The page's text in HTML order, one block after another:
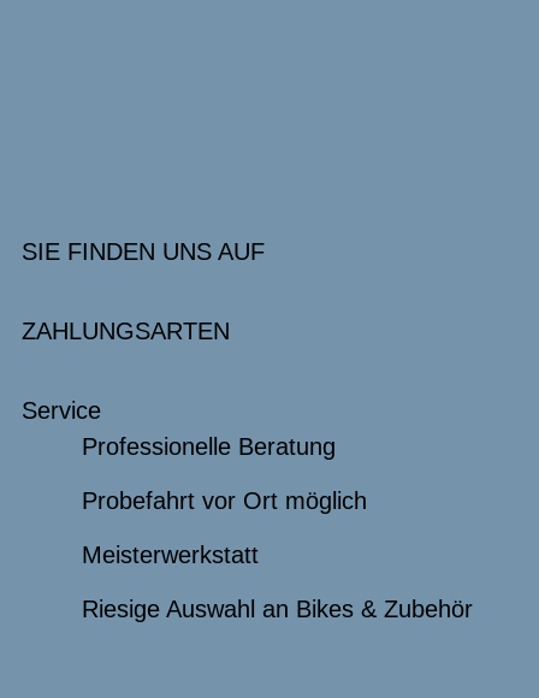
SIE FINDEN UNS AUF
ZAHLUNGSARTEN
Service
Professionelle Beratung
Probefahrt vor Ort möglich
Meisterwerkstatt
Riesige Auswahl an Bikes & Zubehör